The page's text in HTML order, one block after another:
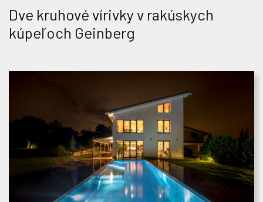
Dve kruhové vírivky v rakúskych
kúpeľoch Geinberg